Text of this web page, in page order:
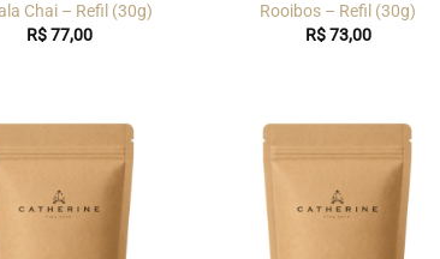
Chai – Refil (30g)
R$77,00
Rooibos – Refil (30g)
R$73,00